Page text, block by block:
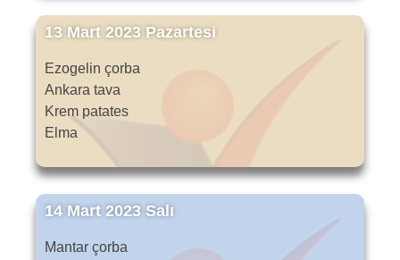
13 Mart 2023 Pazartesi
Ezogelin çorba
Ankara tava
Krem patates
Elma
14 Mart 2023 Salı
Mantar çorba